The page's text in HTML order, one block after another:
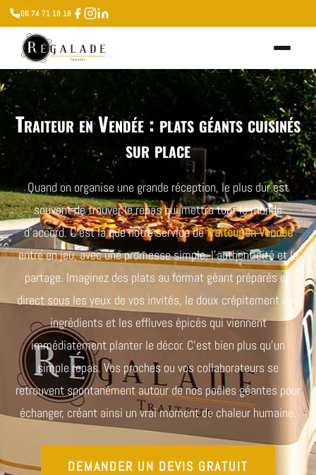
06 74 71 18 18
Traiteur en Vendée : plats géants cuisinés
sur place
Quand on organise une grande réception, le plus dur est
souvent de trouver le repas qui mettra tout le monde
d’accord. C’est là que notre service detraiteur en Vendée
entre en jeu, avec une promesse simple, l’authenticité et le
partage. Imaginez des plats au format géant préparés en
direct sous les yeux de vos invités, le doux crépitement des
ingrédients et les effluves épicés qui viennent
immédiatement planter le décor. C’est bien plus qu’un
simple repas. Vos proches ou vos collaborateurs se
retrouvent spontanément autour de nos poêles géantes pour
échanger, créant ainsi un vrai moment de chaleur humaine.
DEMANDER UN DEVIS GRATUIT